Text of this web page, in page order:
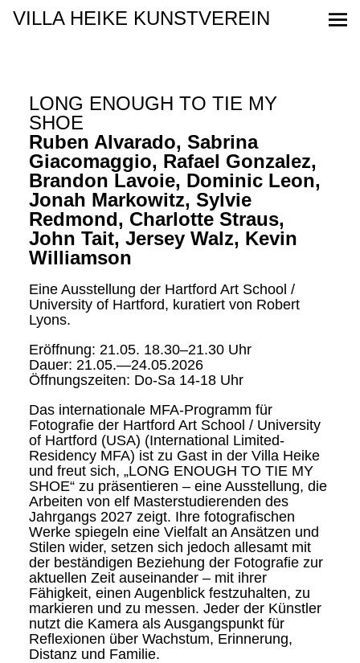
LONG ENOUGH TO TIE MY
SHOE
Ruben Alvarado, Sabrina
Giacomaggio, Rafael Gonzalez,
Brandon Lavoie, Dominic Leon,
Jonah Markowitz, Sylvie
Redmond, Charlotte Straus,
John Tait, Jersey Walz, Kevin
Williamson
Eine Ausstellung der Hartford Art School /
University of Hartford, kuratiert von Robert
Lyons.
Eröffnung: 21.05. 18.30–21.30 Uhr
Dauer: 21.05.—24.05.2026
Öffnungszeiten: Do-Sa 14-18 Uhr
Das internationale MFA-Programm für
Fotografie der Hartford Art School / University
of Hartford (USA) (International Limited-
Residency MFA) ist zu Gast in der Villa Heike
und freut sich, „LONG ENOUGH TO TIE MY
SHOE“ zu präsentieren – eine Ausstellung, die
Arbeiten von elf Masterstudierenden des
Jahrgangs 2027 zeigt. Ihre fotografischen
Werke spiegeln eine Vielfalt an Ansätzen und
Stilen wider, setzen sich jedoch allesamt mit
der beständigen Beziehung der Fotografie zur
aktuellen Zeit auseinander – mit ihrer
Fähigkeit, einen Augenblick festzuhalten, zu
markieren und zu messen. Jeder der Künstler
nutzt die Kamera als Ausgangspunkt für
Reflexionen über Wachstum, Erinnerung,
Distanz und Familie.